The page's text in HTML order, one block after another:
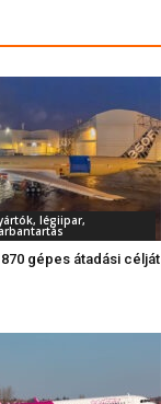
légiipar,
870 gépes átadási célját